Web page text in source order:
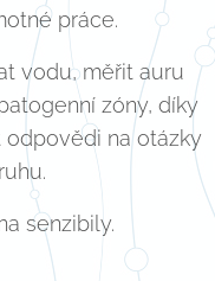
práce.
vodu, měřit auru
zóny, díky
na otázky
senzibily.